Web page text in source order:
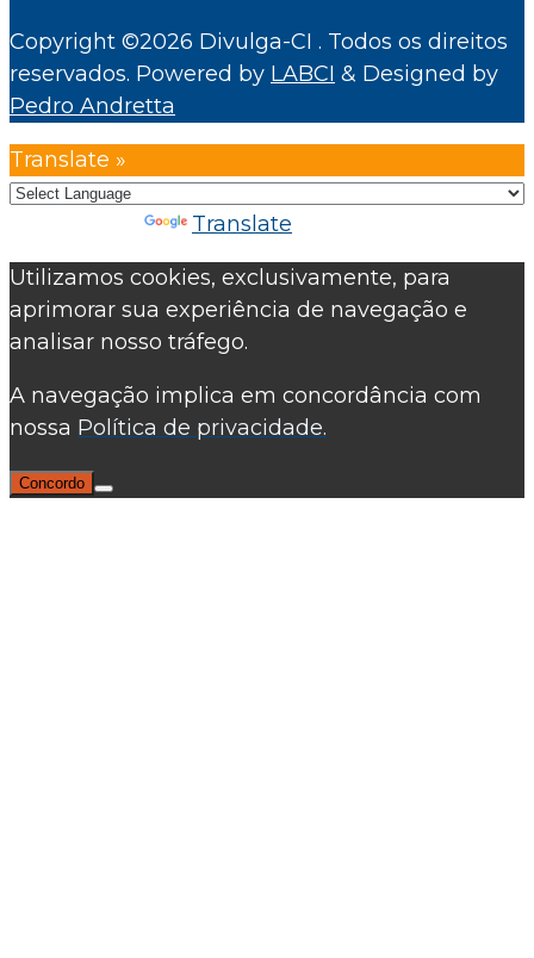
Copyright ©2026 Divulga-CI . Todos os direitos
reservados. Powered by LABCI & Designed by
Pedro Andretta
Translate »
Translate
Utilizamos cookies, exclusivamente, para
aprimorar sua experiência de navegação e
analisar nosso tráfego.
A navegação implica em concordância com
nossa Política de privacidade.
Concordo